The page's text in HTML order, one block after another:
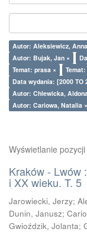
Autor: Aleksiewicz,
Autor: Bujak, Jan ×
Temat: prasa ×
Data wydania: [2000 TO
Autor: Chlewicka,
Autor: Cariowa, Natalia ×
Wyświetlanie pozycji
Kraków - Lwów
i XX wieku. T. 5
Jarowiecki, Jerzy;
Dunin, Janusz;
Gwioździk, Jolanta;